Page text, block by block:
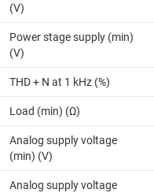
(V)
Power stage supply (min)
(V)
THD + N at 1 kHz (%)
Load (min) (Ω)
Analog supply voltage
(min) (V)
Analog supply voltage